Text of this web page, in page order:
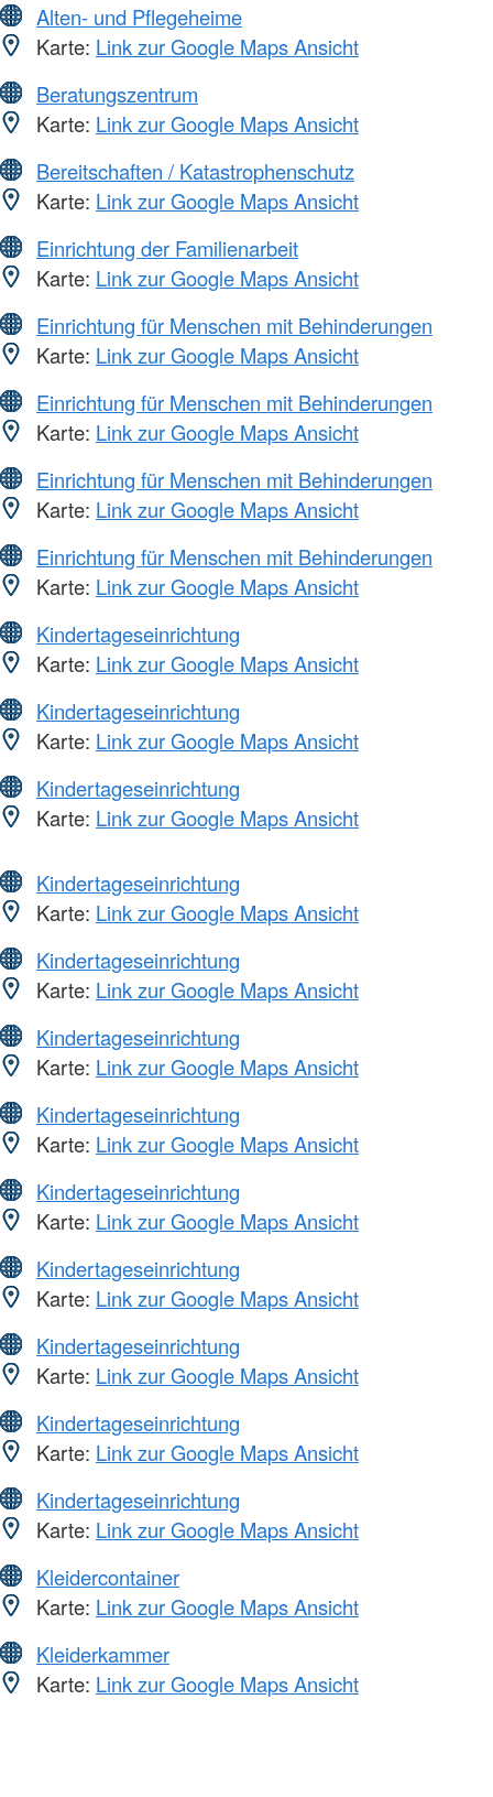
Alten- und Pflegeheime
Karte: Link zur Google Maps Ansicht
Beratungszentrum
Karte: Link zur Google Maps Ansicht
Bereitschaften / Katastrophenschutz
Karte: Link zur Google Maps Ansicht
Einrichtung der Familienarbeit
Karte: Link zur Google Maps Ansicht
Einrichtung für Menschen mit Behinderungen
Karte: Link zur Google Maps Ansicht
Einrichtung für Menschen mit Behinderungen
Karte: Link zur Google Maps Ansicht
Einrichtung für Menschen mit Behinderungen
Karte: Link zur Google Maps Ansicht
Einrichtung für Menschen mit Behinderungen
Karte: Link zur Google Maps Ansicht
Kindertageseinrichtung
Karte: Link zur Google Maps Ansicht
Kindertageseinrichtung
Karte: Link zur Google Maps Ansicht
Kindertageseinrichtung
Karte: Link zur Google Maps Ansicht
Kindertageseinrichtung
Karte: Link zur Google Maps Ansicht
Kindertageseinrichtung
Karte: Link zur Google Maps Ansicht
Kindertageseinrichtung
Karte: Link zur Google Maps Ansicht
Kindertageseinrichtung
Karte: Link zur Google Maps Ansicht
Kindertageseinrichtung
Karte: Link zur Google Maps Ansicht
Kindertageseinrichtung
Karte: Link zur Google Maps Ansicht
Kindertageseinrichtung
Karte: Link zur Google Maps Ansicht
Kindertageseinrichtung
Karte: Link zur Google Maps Ansicht
Kindertageseinrichtung
Karte: Link zur Google Maps Ansicht
Kleidercontainer
Karte: Link zur Google Maps Ansicht
Kleiderkammer
Karte: Link zur Google Maps Ansicht